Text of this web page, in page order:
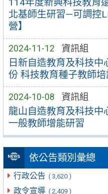
北基師生研習—可調控
營】
2024-11-12 資訊組
日新自造教育及科技
份 科技教育種子教師
2024-10-08 資訊組
龍山自造教育及科技中
一般教師增能研習
依公告類別彙總
行政公告 ( 3,620 )
政令宣導 ( 2,409 )